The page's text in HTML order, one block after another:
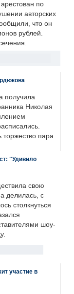
по
авторских
что он
рублей.
получила
Николая
торжество пара
"Удивило
свою
делилась, с
столкнуться
шоу-
участие в